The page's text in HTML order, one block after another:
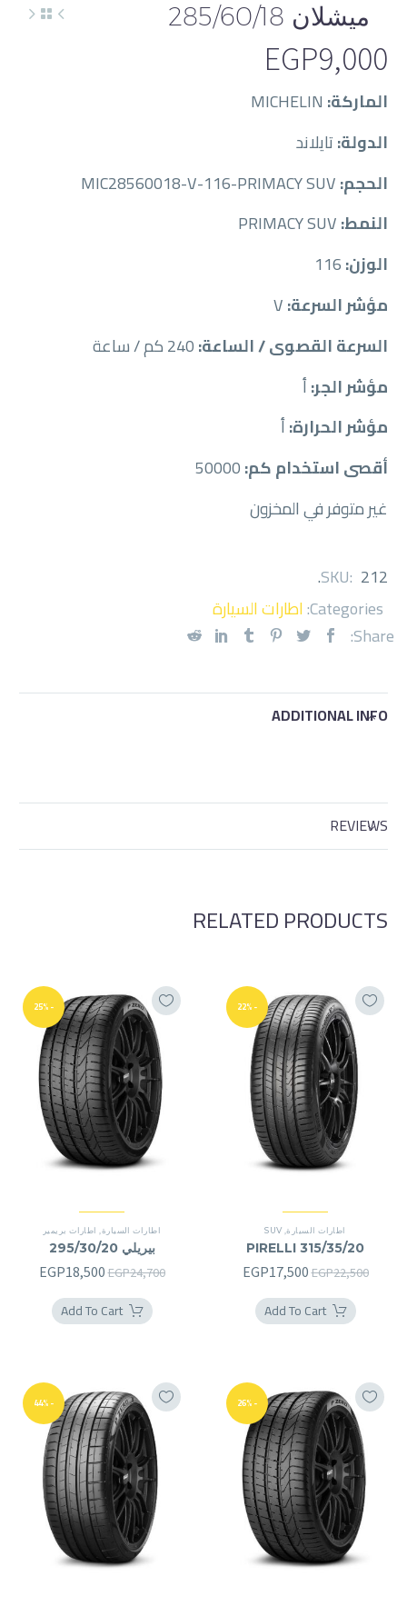
ميشلان 285/60/18
EGP9,000
الماركة:
الدولة:تايلاند
الحجم:
النمط:
الوزن:
مؤشر السرعة:
السرعة القصوى / الساعة:
مؤشر الجر:أ
مؤشر الحرارة:أ
أقصى استخدام كم:
غير متوفر في المخزون
SKU: 212
.
Categories: اطارات السيارة
Share:
ADDITIONAL INFO
REVIEWS
RELATED PRODUCTS
-22%
اطارات السيارة,
SUV
PIRELLI 315/35/20
EGP22,500
السعر
الأصلي
هو:
EGP17,500
Add To Cart
-25%
اطارات السيارة, اطارات بريمير
بيريلي 295/30/20
EGP24,700
السعر
الأصلي
هو:
EGP18,500
Add To Cart
-26%
-44%